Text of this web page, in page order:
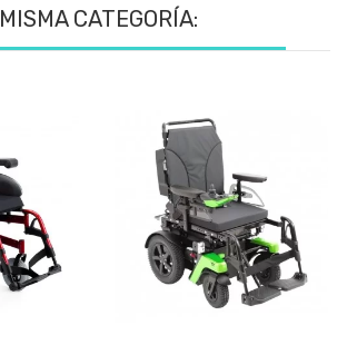
MISMA CATEGORÍA: